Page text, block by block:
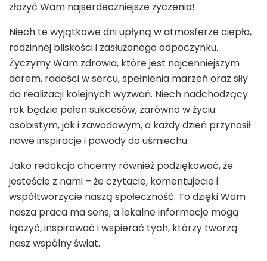
złożyć Wam najserdeczniejsze życzenia!
Niech te wyjątkowe dni upłyną w atmosferze ciepła,
rodzinnej bliskości i zasłużonego odpoczynku.
Życzymy Wam zdrowia, które jest najcenniejszym
darem, radości w sercu, spełnienia marzeń oraz siły
do realizacji kolejnych wyzwań. Niech nadchodzący
rok będzie pełen sukcesów, zarówno w życiu
osobistym, jak i zawodowym, a każdy dzień przynosił
nowe inspiracje i powody do uśmiechu.
Jako redakcja chcemy również podziękować, że
jesteście z nami – że czytacie, komentujecie i
współtworzycie naszą społeczność. To dzięki Wam
nasza praca ma sens, a lokalne informacje mogą
łączyć, inspirować i wspierać tych, którzy tworzą
nasz wspólny świat.